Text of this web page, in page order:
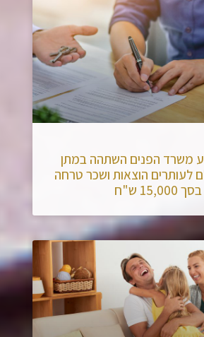
משרד הפנים השתהה במתן
לעותרים הוצאות ושכר טרחה
בסך 15,000 ש"ח